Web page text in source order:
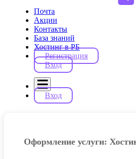
Почта
Акции
Контакты
База знаний
Хостинг в РБ
Регистрация
Вход
Вход
Оформление услуги: